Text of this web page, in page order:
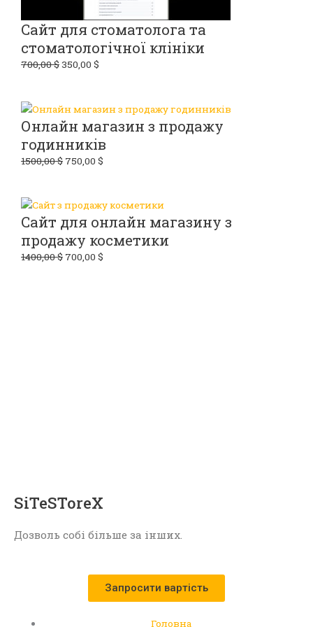
Сайт для стоматолога та
стоматологічної клініки
700,00$ 350,00 $
Онлайн магазин з продажу
годинників
1500,00$ 750,00 $
Сайт для онлайн магазину з
продажу косметики
1400,00$ 700,00 $
SiTeSToreX
Дозволь собі більше за інших.
Запросити вартість
Головна